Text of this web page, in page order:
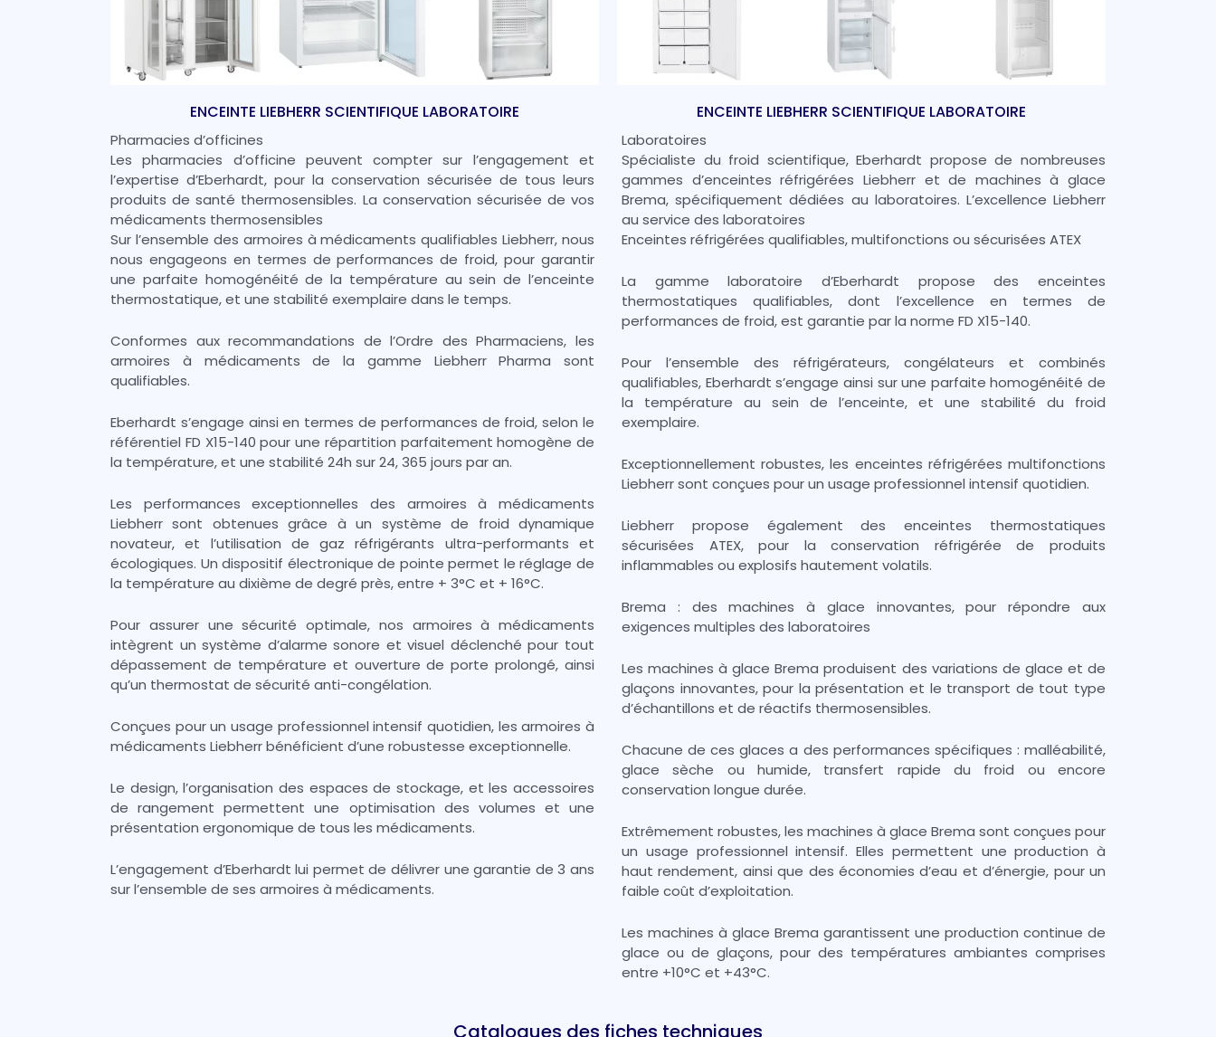
ENCEINTE LIEBHERR SCIENTIFIQUE LABORATOIRE
Pharmacies d’officines
Les pharmacies d’officine peuvent compter sur l’engagement et
l’expertise d’Eberhardt, pour la conservation sécurisée de tous leurs
produits de santé thermosensibles. La conservation sécurisée de vos
médicaments thermosensibles
Sur l’ensemble des armoires à médicaments qualifiables Liebherr, nous
nous engageons en termes de performances de froid, pour garantir
une parfaite homogénéité de la température au sein de l’enceinte
thermostatique, et une stabilité exemplaire dans le temps.
Conformes aux recommandations de l’Ordre des Pharmaciens, les
armoires à médicaments de la gamme Liebherr Pharma sont
qualifiables.
Eberhardt s’engage ainsi en termes de performances de froid, selon le
référentiel FD X15-140 pour une répartition parfaitement homogène de
la température, et une stabilité 24h sur 24, 365 jours par an.
Les performances exceptionnelles des armoires à médicaments
Liebherr sont obtenues grâce à un système de froid dynamique
novateur, et l’utilisation de gaz réfrigérants ultra-performants et
écologiques. Un dispositif électronique de pointe permet le réglage de
la température au dixième de degré près, entre + 3°C et + 16°C.
Pour assurer une sécurité optimale, nos armoires à médicaments
intègrent un système d’alarme sonore et visuel déclenché pour tout
dépassement de température et ouverture de porte prolongé, ainsi
qu’un thermostat de sécurité anti-congélation.
Conçues pour un usage professionnel intensif quotidien, les armoires à
médicaments Liebherr bénéficient d’une robustesse exceptionnelle.
Le design, l’organisation des espaces de stockage, et les accessoires
de rangement permettent une optimisation des volumes et une
présentation ergonomique de tous les médicaments.
L’engagement d’Eberhardt lui permet de délivrer une garantie de 3 ans
sur l’ensemble de ses armoires à médicaments.
ENCEINTE LIEBHERR SCIENTIFIQUE LABORATOIRE
Laboratoires
Spécialiste du froid scientifique, Eberhardt propose de nombreuses
gammes d’enceintes réfrigérées Liebherr et de machines à glace
Brema, spécifiquement dédiées au laboratoires. L’excellence Liebherr
au service des laboratoires
Enceintes réfrigérées qualifiables, multifonctions ou sécurisées ATEX
La gamme laboratoire d’Eberhardt propose des enceintes
thermostatiques qualifiables, dont l’excellence en termes de
performances de froid, est garantie par la norme FD X15-140.
Pour l’ensemble des réfrigérateurs, congélateurs et combinés
qualifiables, Eberhardt s’engage ainsi sur une parfaite homogénéité de
la température au sein de l’enceinte, et une stabilité du froid
exemplaire.
Exceptionnellement robustes, les enceintes réfrigérées multifonctions
Liebherr sont conçues pour un usage professionnel intensif quotidien.
Liebherr propose également des enceintes thermostatiques
sécurisées ATEX, pour la conservation réfrigérée de produits
inflammables ou explosifs hautement volatils.
Brema : des machines à glace innovantes, pour répondre aux
exigences multiples des laboratoires
Les machines à glace Brema produisent des variations de glace et de
glaçons innovantes, pour la présentation et le transport de tout type
d’échantillons et de réactifs thermosensibles.
Chacune de ces glaces a des performances spécifiques : malléabilité,
glace sèche ou humide, transfert rapide du froid ou encore
conservation longue durée.
Extrêmement robustes, les machines à glace Brema sont conçues pour
un usage professionnel intensif. Elles permettent une production à
haut rendement, ainsi que des économies d’eau et d’énergie, pour un
faible coût d’exploitation.
Les machines à glace Brema garantissent une production continue de
glace ou de glaçons, pour des températures ambiantes comprises
entre +10°C et +43°C.
Catalogues des fiches techniques